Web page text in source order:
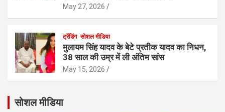
May 27, 2026
ट्रेंडिंग सोशल मीडिया
मुलायम सिंह यादव के बेटे प्रतीक यादव का निधन,
38 साल की उम्र में ली अंतिम सांस
May 15, 2026
सोशल मीडिया